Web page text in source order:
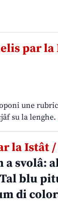
par la
une
su la lenghe.
la Istât /
a svolâ:
blu
di